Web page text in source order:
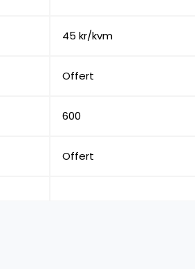
45 kr/kvm
Offert
600
Offert